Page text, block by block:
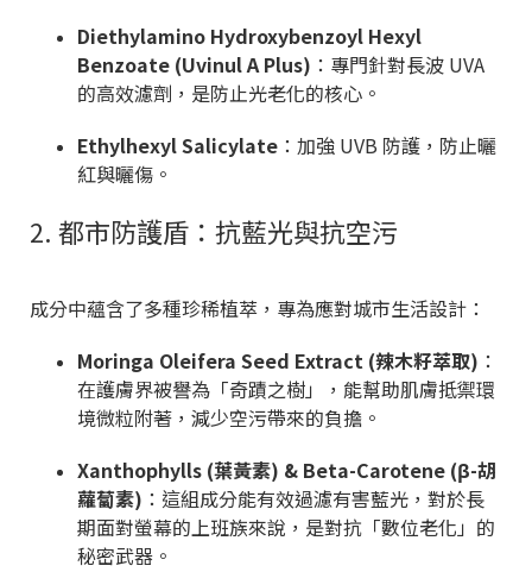
Diethylamino Hydroxybenzoyl Hexyl
Benzoate (Uvinul A Plus) ：專門針對長波 UVA
的高效濾劑，是防止光老化的核心。
Ethylhexyl Salicylate ：加強 UVB 防護，防止曬
紅與曬傷。
2. 都市防護盾：抗藍光與抗空污
成分中蘊含了多種珍稀植萃，專為應對城市生活設計：
Moringa Oleifera Seed Extract (辣木籽萃取) ：
在護膚界被譽為「奇蹟之樹」，能幫助肌膚抵禦環
境微粒附著，減少空污帶來的負擔。
Xanthophylls (葉黃素) & Beta-Carotene (β-胡
蘿蔔素) ：這組成分能有效過濾有害藍光，對於長
期面對螢幕的上班族來說，是對抗「數位老化」的
秘密武器。